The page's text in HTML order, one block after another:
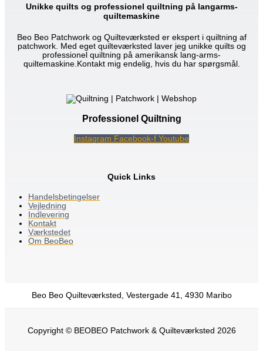
Unikke quilts og professionel quiltning på langarms-
quiltemaskine
Beo Beo Patchwork og Quilteværksted er ekspert i quiltning af
patchwork. Med eget quilteværksted laver jeg unikke quilts og
professionel quiltning på amerikansk lang-arms-
quiltemaskine.Kontakt mig endelig, hvis du har spørgsmål.
Professionel Quiltning
Instagram Facebook-f Youtube
Quick Links
Handelsbetingelser
Vejledning
Indlevering
Kontakt
Værkstedet
Om BeoBeo
Beo Beo Quilteværksted, Vestergade 41, 4930 Maribo
Copyright © BEOBEO Patchwork & Quilteværksted 2026